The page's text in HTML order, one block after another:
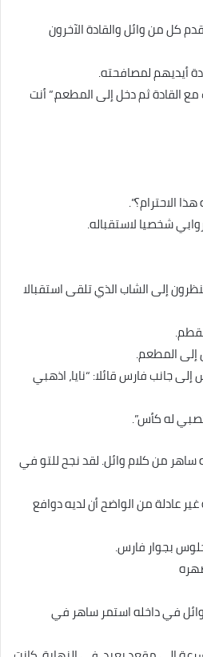
كل من وائل والقادة الآخرون
أيديهم لمصافحته.
القادة ثم دخل إلى المطعم.” أنت
الاحترام؟”.
شخصيا لاستقباله.
إلى الشاب الذي تلقى استقبالا
إلى المطعم.
إلى جانب فارس قائلا: “نايا، اذهبي
له كأس”.
من كلام وائل. لقد نجح للتو في
عادلة من الواضح أن لديه دوافع
بجوار فارس.
في داخله استمر ساهر في